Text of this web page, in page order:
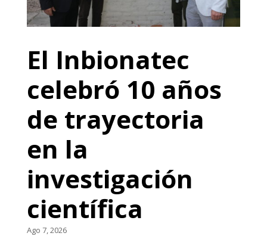
El Inbionatec
celebró 10 años
de trayectoria
en la
investigación
científica
Ago 7, 2026